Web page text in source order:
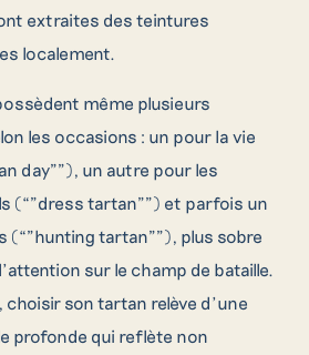
71 933 6436
extraites des teintures
localement.
même plusieurs
les occasions : un pour la vie
day””), un autre pour les
(“”dress tartan””) et parfois un
(“”hunting tartan””), plus sobre
sur le champ de bataille.
choisir son tartan relève d’une
profonde qui reflète non